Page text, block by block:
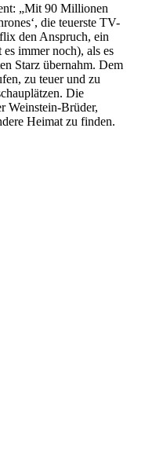
„Mit 90 Millionen
die teuerste TV-
den Anspruch, ein
immer noch), als es
Starz übernahm. Dem
zu teuer und zu
Die
Weinstein-Brüder,
Heimat zu finden.